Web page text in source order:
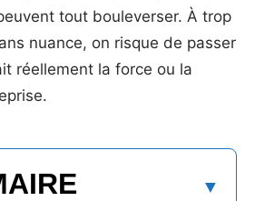
tout bouleverser. À trop
nuance, on risque de passer
réellement la force ou la